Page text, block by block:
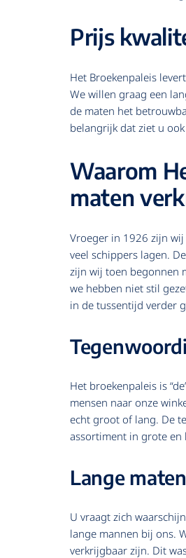
Prijs
Het Broekenpaleis
We willen graag een
de maten het
belangrijk dat ziet u
Waarom
maten
Vroeger in 1926 zijn
veel schippers lagen.
zijn wij toen begonnen
we hebben niet stil
in de tussentijd verder
Het broekenpaleis is
mensen naar onze
echt groot of lang. De
assortiment in grote en
Lange
U vraagt zich
lange mannen bij ons.
verkrijgbaar zijn. Dit